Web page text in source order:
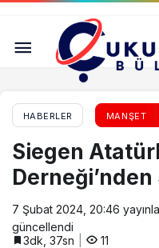
HABERLER MANŞET
Siegen
7 Şubat 2024, 20:46
güncellendi
3dk, 37sn
11
Adana’da Hastalara